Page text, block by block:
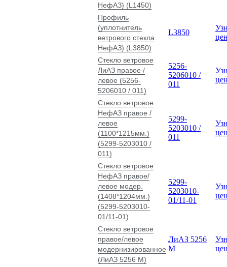
НефАЗ) (L1450)
Профиль
(уплотнитель
ветрового стекла
НефАЗ) (L3850)
L3850
Стекло ветровое
ЛиАЗ правое /
левое (5256-
5206010 / 011)
5256-
5206010 /
011
Стекло ветровое
НефАЗ правое /
левое
(1100*1215мм.)
(5299-5203010 /
011)
5299-
5203010 /
011
Стекло ветровое
НефАЗ правое/
левое модер.
(1408*1204мм.)
(5299-5203010-
01/11-01)
5299-
5203010-
01/11-01
Стекло ветровое
правое/левое
модернизированное
(ЛиАЗ 5256 М)
ЛиАЗ 5256
М